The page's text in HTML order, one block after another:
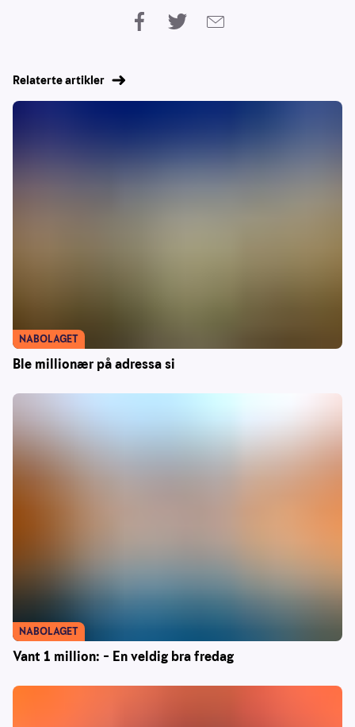
Relaterte artikler
Ble millionær på adressa si
NABOLAGET
Vant 1 million: – En veldig bra fredag
NABOLAGET